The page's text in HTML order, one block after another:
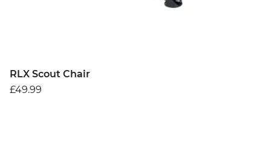
RLX Scout Chair
£49.99